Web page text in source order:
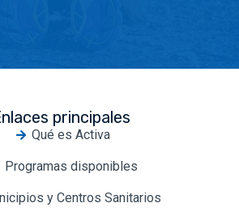
principales
Qué es Activa
Programas disponibles
y Centros Sanitarios